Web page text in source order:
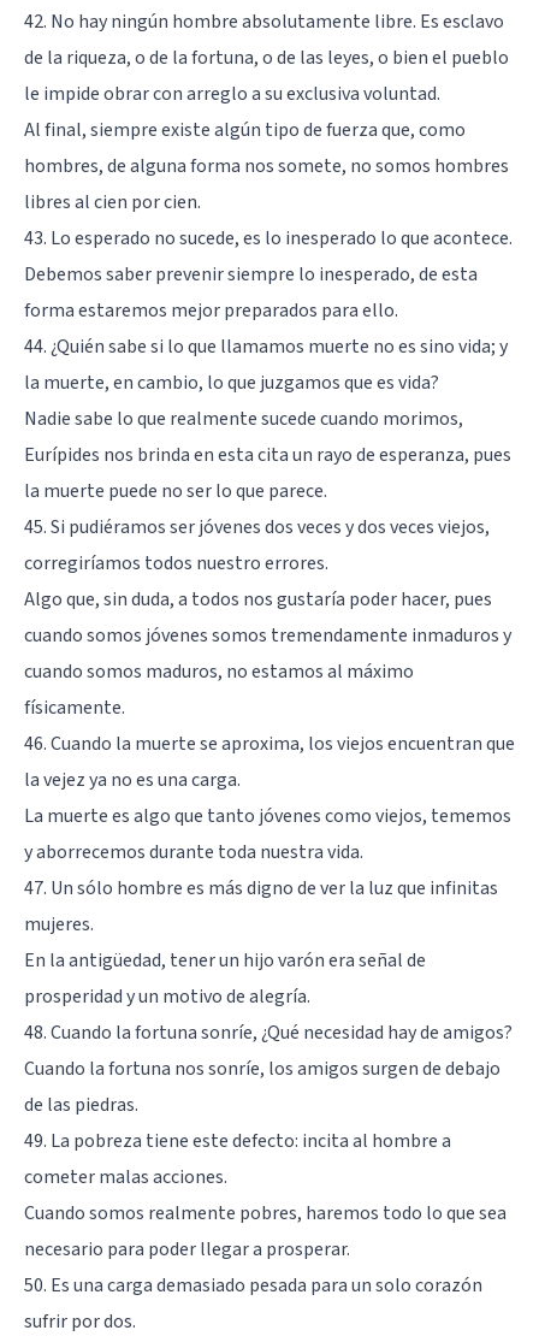
42. No hay ningún hombre absolutamente libre. Es esclavo
de la riqueza, o de la fortuna, o de las leyes, o bien el pueblo
le impide obrar con arreglo a su exclusiva voluntad.
Al final, siempre existe algún tipo de fuerza que, como
hombres, de alguna forma nos somete, no somos hombres
libres al cien por cien.
43. Lo esperado no sucede, es lo inesperado lo que acontece.
Debemos saber prevenir siempre lo inesperado, de esta
forma estaremos mejor preparados para ello.
44. ¿Quién sabe si lo que llamamos muerte no es sino vida; y
la muerte, en cambio, lo que juzgamos que es vida?
Nadie sabe lo que realmente sucede cuando morimos,
Eurípides nos brinda en esta cita un rayo de esperanza, pues
la muerte puede no ser lo que parece.
45. Si pudiéramos ser jóvenes dos veces y dos veces viejos,
corregiríamos todos nuestro errores.
Algo que, sin duda, a todos nos gustaría poder hacer, pues
cuando somos jóvenes somos tremendamente inmaduros y
cuando somos maduros, no estamos al máximo
físicamente.
46. Cuando la muerte se aproxima, los viejos encuentran que
la vejez ya no es una carga.
La muerte es algo que tanto jóvenes como viejos, tememos
y aborrecemos durante toda nuestra vida.
47. Un sólo hombre es más digno de ver la luz que infinitas
mujeres.
En la antigüedad, tener un hijo varón era señal de
prosperidad y un motivo de alegría.
48. Cuando la fortuna sonríe, ¿Qué necesidad hay de amigos?
Cuando la fortuna nos sonríe, los amigos surgen de debajo
de las piedras.
49. La pobreza tiene este defecto: incita al hombre a
cometer malas acciones.
Cuando somos realmente pobres, haremos todo lo que sea
necesario para poder llegar a prosperar.
50. Es una carga demasiado pesada para un solo corazón
sufrir por dos.